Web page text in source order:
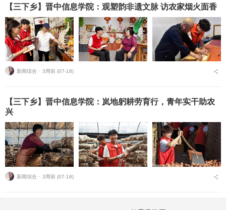
【三下乡】晋中信息学院：观塑韵非遗文脉 访农家烟火面香
新闻综合 ⋅ 3周前 (07-18)
【三下乡】晋中信息学院：岚地躬耕劳育行，青年实干助农
兴
新闻综合 ⋅ 3周前 (07-18)